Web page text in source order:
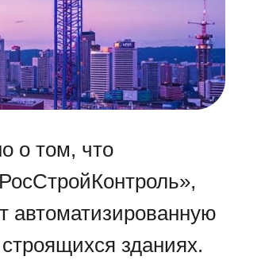
о том, что
автоматизированную
зданиях.